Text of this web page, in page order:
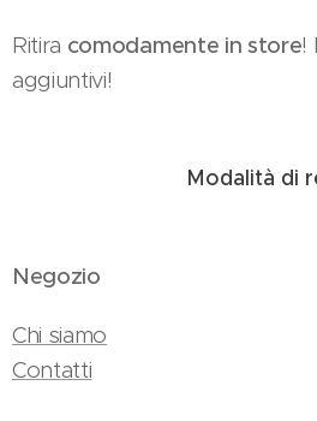
Ritira comodamente in store!
aggiuntivi!
Modalità di
Negozio
Chi siamo
Contatti